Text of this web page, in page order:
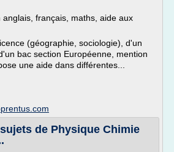
français, maths, aide aux
(géographie, sociologie), d'un
bac section Européenne, mention
une aide dans différentes...
de Physique Chimie